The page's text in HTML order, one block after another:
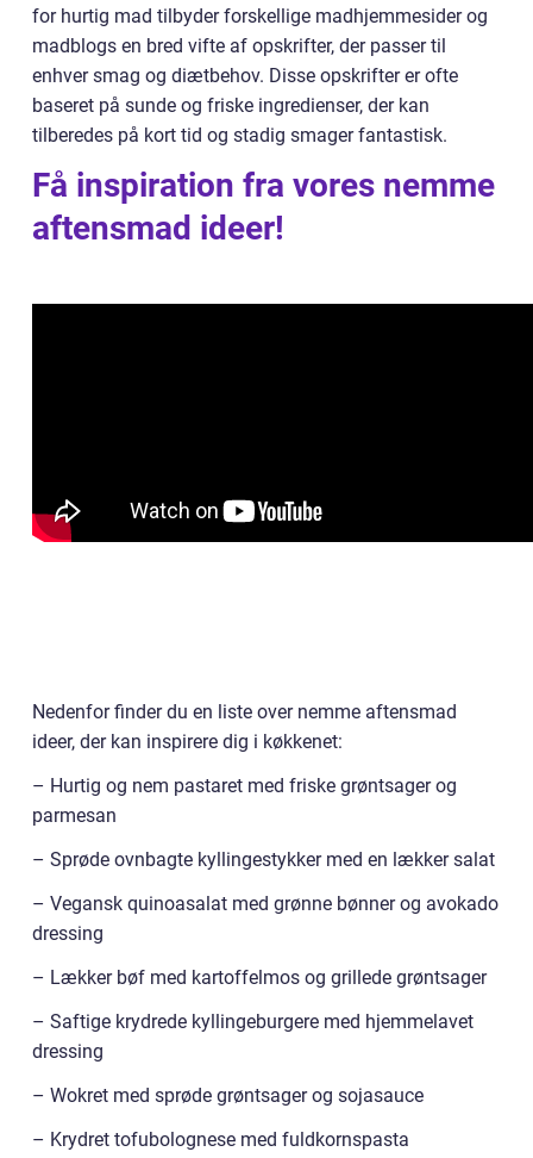
for hurtig mad tilbyder forskellige madhjemmesider og
madblogs en bred vifte af opskrifter, der passer til
enhver smag og diætbehov. Disse opskrifter er ofte
baseret på sunde og friske ingredienser, der kan
tilberedes på kort tid og stadig smager fantastisk.
Få inspiration fra vores nemme
aftensmad ideer!
Nedenfor finder du en liste over nemme aftensmad
ideer, der kan inspirere dig i køkkenet:
– Hurtig og nem pastaret med friske grøntsager og
parmesan
– Sprøde ovnbagte kyllingestykker med en lækker salat
– Vegansk quinoasalat med grønne bønner og avokado
dressing
– Lækker bøf med kartoffelmos og grillede grøntsager
– Saftige krydrede kyllingeburgere med hjemmelavet
dressing
– Wokret med sprøde grøntsager og sojasauce
– Krydret tofubolognese med fuldkornspasta